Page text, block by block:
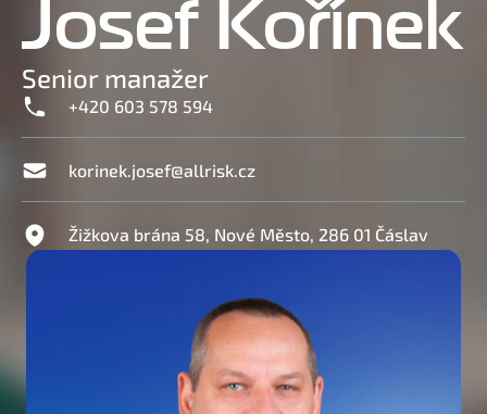
Josef Kořínek
Senior manažer
+420 603 578 594
korinek.josef@allrisk.cz
Žižkova brána 58, Nové Město, 286 01 Čáslav